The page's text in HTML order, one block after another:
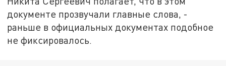
документе прозвучали главные слова, -
раньше в официальных документах подобное
не фиксировалось.